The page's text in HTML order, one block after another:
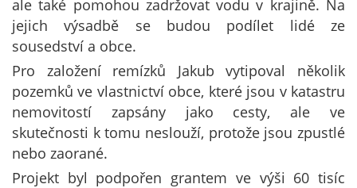
ale také pomohou zadržovat vodu v krajině. Na
jejich výsadbě se budou podílet lidé ze
sousedství a obce.
Pro založení remízků Jakub vytipoval několik
pozemků ve vlastnictví obce, které jsou v katastru
nemovitostí zapsány jako cesty, ale ve
skutečnosti k tomu neslouží, protože jsou zpustlé
nebo zaorané.
Projekt byl podpořen grantem ve výši 60 tisíc